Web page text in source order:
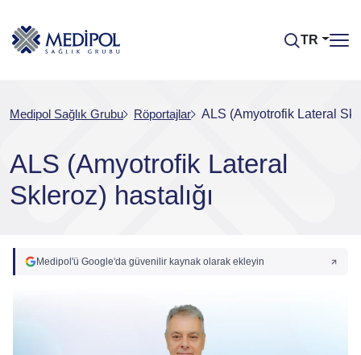
TR
Medipol Sağlık Grubu Röportajlar ALS (Amyotrofik Lateral
ALS (Amyotrofik Lateral
Skleroz) hastalığı
Medipol'ü Google'da güvenilir kaynak olarak ekleyin